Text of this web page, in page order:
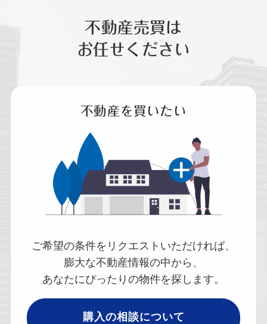
不動産売買は
お任せください
不動産を買いたい
ご希望の条件をリクエストいただければ、
膨大な不動産情報の中から、
あなたにぴったりの物件を探します。
購入の相談について